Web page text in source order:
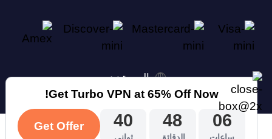
‫العربية
Get Turbo VPN at 65% Off Now!
06
48
39
Get Offer